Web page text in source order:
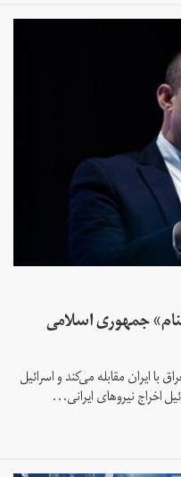
جمهوری اسلامی
با ایران مقابله می‌کند و اسرائیل
اخراج نیروهای ایرانی...